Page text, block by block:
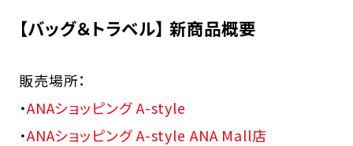
【バッグ＆トラベル】 新商品概要
販売場所：
・ANAショッピング A-style
・ANAショッピング A-style ANA Mall店